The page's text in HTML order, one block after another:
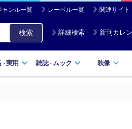
ャンル一覧 レーベル一覧 関連サイト
検索 詳細検索 新刊カレ
・実用 雑誌・ ムック 映像